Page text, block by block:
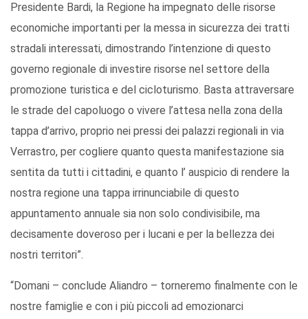
Presidente Bardi, la Regione ha impegnato delle risorse
economiche importanti per la messa in sicurezza dei tratti
stradali interessati, dimostrando l’intenzione di questo
governo regionale di investire risorse nel settore della
promozione turistica e del cicloturismo. Basta attraversare
le strade del capoluogo o vivere l’attesa nella zona della
tappa d’arrivo, proprio nei pressi dei palazzi regionali in via
Verrastro, per cogliere quanto questa manifestazione sia
sentita da tutti i cittadini, e quanto l’ auspicio di rendere la
nostra regione una tappa irrinunciabile di questo
appuntamento annuale sia non solo condivisibile, ma
decisamente doveroso per i lucani e per la bellezza dei
nostri territori”.
“Domani – conclude Aliandro – torneremo finalmente con le
nostre famiglie e con i più piccoli ad emozionarci